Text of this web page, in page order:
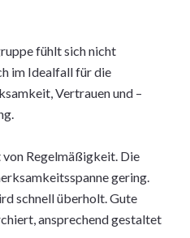
fühlt sich nicht
im Idealfall für die
Vertrauen und –
Regelmäßigkeit. Die
gering.
schnell überholt. Gute
ansprechend gestaltet